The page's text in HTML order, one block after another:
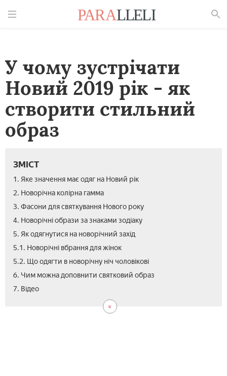
У чому зустрічати
Новий 2019 рік - як
створити стильний
образ
ЗМІСТ
1. Яке значення має одяг на Новий рік
2. Новорічна колірна гамма
3. Фасони для святкування Нового року
4. Новорічні образи за знаками зодіаку
5. Як одягнутися на новорічний захід
5.1. Новорічні вбрання для жінок
5.2. Що одягти в новорічну ніч чоловікові
6. Чим можна доповнити святковий образ
7. Відео